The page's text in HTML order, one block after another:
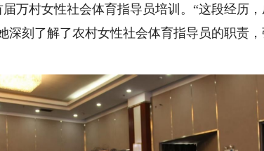
村女性社会体育指导员培训。“这段经历，
深刻了解了农村女性社会体育指导员的职责